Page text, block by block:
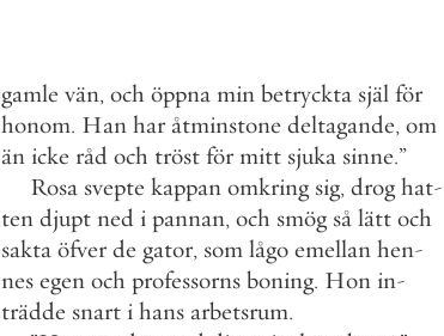
gamle vän, och öppna min betryckta själ för
honom. Han har åtminstone deltagande, om
än icke råd och tröst för mitt sjuka sinne.”
Rosa svepte kappan omkring sig, drog hat-
ten djupt ned i pannan, och smög så lätt och
sakta öfver de gator, som lågo emellan hen-
nes egen och professorns boning. Hon in-
trädde snart i hans arbetsrum.